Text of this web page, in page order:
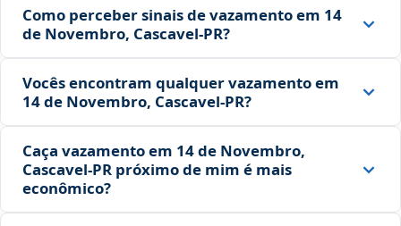
Como perceber sinais de vazamento em 14
de Novembro, Cascavel‑PR?
Vocês encontram qualquer vazamento em
14 de Novembro, Cascavel‑PR?
Caça vazamento em 14 de Novembro,
Cascavel‑PR próximo de mim é mais
econômico?